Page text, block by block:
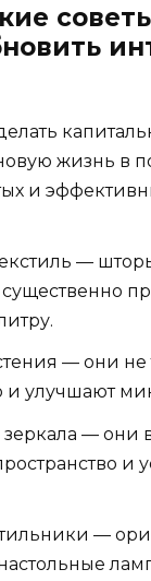
жизнь в
и
—
— они не
и улучшают
зеркала — они
и
—